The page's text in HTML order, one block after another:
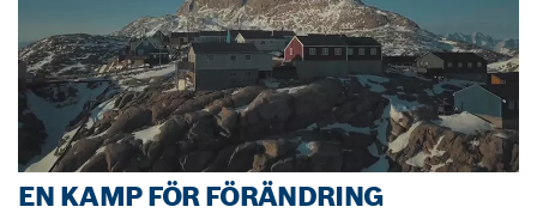
EN KAMP FÖR FÖRÄNDRING